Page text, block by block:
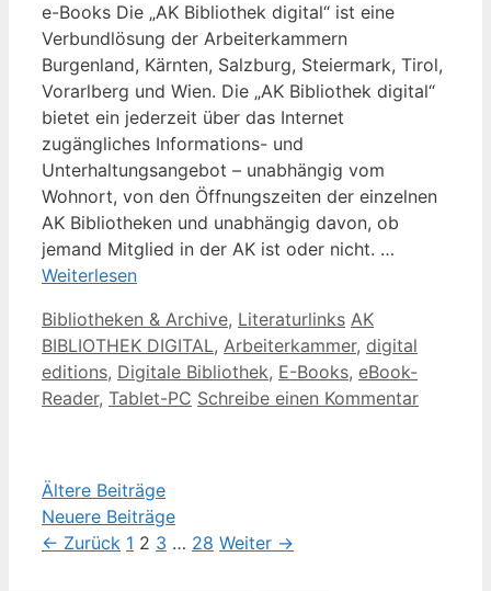
e-Books Die „AK Bibliothek digital“ ist eine
Verbundlösung der Arbeiterkammern
Burgenland, Kärnten, Salzburg, Steiermark, Tirol,
Vorarlberg und Wien. Die „AK Bibliothek digital“
bietet ein jederzeit über das Internet
zugängliches Informations- und
Unterhaltungsangebot – unabhängig vom
Wohnort, von den Öffnungszeiten der einzelnen
AK Bibliotheken und unabhängig davon, ob
jemand Mitglied in der AK ist oder nicht. …
Weiterlesen
Kategorien
Bibliotheken & Archive, Literaturlinks Schlagwörter
AK
BIBLIOTHEK DIGITAL, Arbeiterkammer, digital
editions, Digitale Bibliothek, E-Books, eBook-
Reader, Tablet-PC Schreibe einen Kommentar
Ältere Beiträge
Neuere Beiträge
← Zurück Seite
1 Seite
2 Seite
3 … Seite
28 Weiter →